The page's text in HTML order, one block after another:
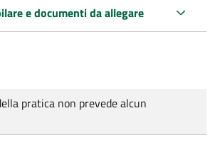
e documenti da allegare
pratica non prevede alcun